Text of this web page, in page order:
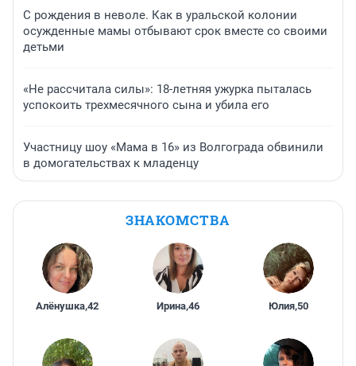
С рождения в неволе. Как в уральской колонии
осужденные мамы отбывают срок вместе со своими
детьми
«Не рассчитала силы»: 18-летняя ужурка пыталась
успокоить трехмесячного сына и убила его
Участницу шоу «Мама в 16» из Волгограда обвинили
в домогательствах к младенцу
ЗНАКОМСТВА
Алёнушка,42 Ирина,46 Юлия,50